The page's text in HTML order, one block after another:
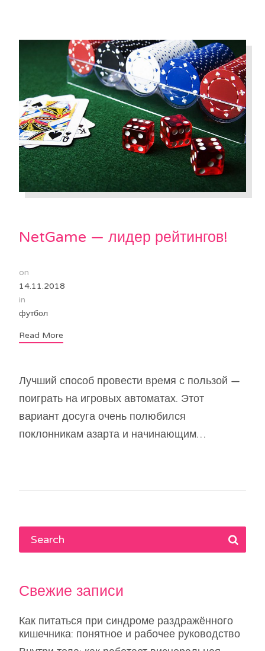
NetGame — лидер рейтингов!
on
14.11.2018
in
футбол
Read More
Лучший способ провести время с пользой —
поиграть на игровых автоматах. Этот
вариант досуга очень полюбился
поклонникам азарта и начинающим…
Свежие записи
Как питаться при синдроме раздражённого
кишечника: понятное и рабочее руководство